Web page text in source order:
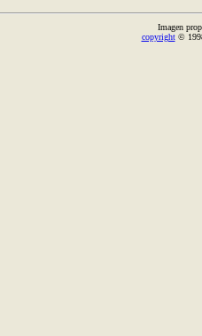
Imagen
copyright©